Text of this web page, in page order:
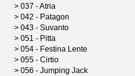
> 037 - Atria
> 042 - Patagon
> 043 - Suvanto
> 051 - Pitta
> 054 - Festina Lente
> 055 - Cirtio
> 056 - Jumping Jack